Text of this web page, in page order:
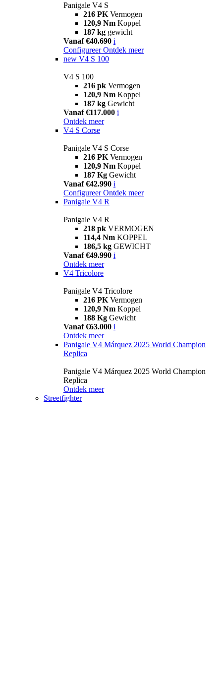
Panigale V4 S
216 PK Vermogen
120,9 Nm Koppel
187 kg gewicht
Vanaf €40.690 i
Configureer Ontdek meer
new V4 S 100
V4 S 100
216 pk Vermogen
120,9 Nm Koppel
187 kg Gewicht
Vanaf €117.000 i
Ontdek meer
V4 S Corse
Panigale V4 S Corse
216 PK Vermogen
120,9 Nm Koppel
187 Kg Gewicht
Vanaf €42.990 i
Configureer Ontdek meer
Panigale V4 R
Panigale V4 R
218 pk VERMOGEN
114,4 Nm KOPPEL
186,5 kg GEWICHT
Vanaf €49.990 i
Ontdek meer
V4 Tricolore
Panigale V4 Tricolore
216 PK Vermogen
120,9 Nm Koppel
188 Kg Gewicht
Vanaf €63.000 i
Ontdek meer
Panigale V4 Márquez 2025 World Champion
Replica
Panigale V4 Márquez 2025 World Champion
Replica
Ontdek meer
Streetfighter